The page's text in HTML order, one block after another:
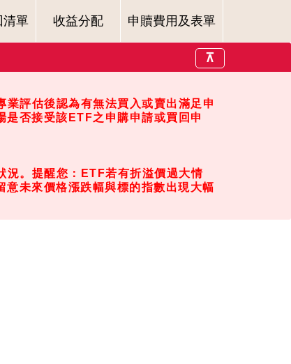
清單 收益分配 申贖費用及表單
⊼
評估後認為有無法買入或賣出滿足申
是否接受該ETF之申購申請或買回申
況。提醒您：ETF若有折溢價過大情
未來價格漲跌幅與標的指數出現大幅